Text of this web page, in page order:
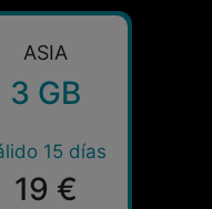
ASIA
3 GB
15 días
19 €